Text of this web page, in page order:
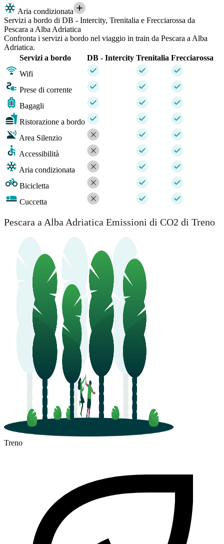
Aria condizionata
Servizi a bordo di DB - Intercity, Trenitalia e Frecciarossa da
Pescara a Alba Adriatica
Confronta i servizi a bordo nel viaggio in train da Pescara a Alba
Adriatica.
Servizi a bordo
DB - Intercity Trenitalia Frecciarossa
Wifi
Prese di corrente
Bagagli
Ristorazione a bordo
Area Silenzio
Accessibilità
Aria condizionata
Bicicletta
Cuccetta
Pescara a Alba Adriatica Emissioni di CO2 di Treno
Treno